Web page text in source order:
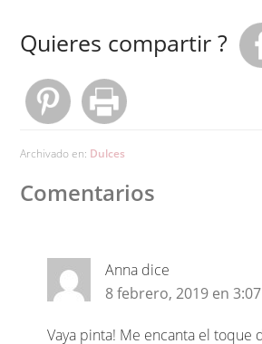
Quieres compartir ?
Archivado en: Dulces
Comentarios
Anna dice
8 febrero, 2019 en
Vaya pinta! Me encanta el toque